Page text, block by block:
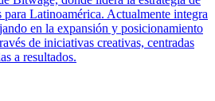
Latinoamérica. Actualmente integra
en la expansión y posicionamiento
de iniciativas creativas, centradas
a resultados.